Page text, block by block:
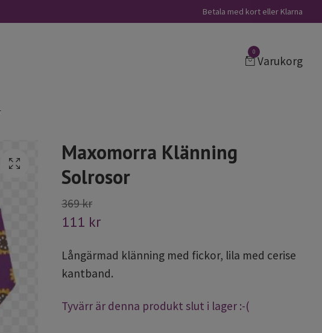
Betala med kort eller Klarna
0
Varukorg
Maxomorra Klänning
Solrosor
369 kr
111 kr
Långärmad klänning med fickor, lila med cerise
kantband.
Tyvärr är denna produkt slut i lager :-(